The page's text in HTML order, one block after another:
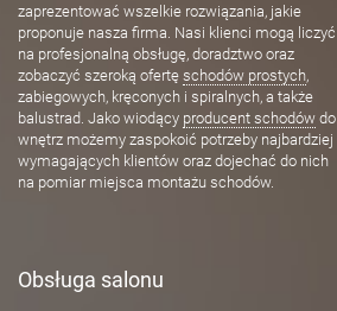
zaprezentować wszelkie rozwiązania, jakie
proponuje nasza firma. Nasi klienci mogą liczyć
na profesjonalną obsługę, doradztwo oraz
zobaczyć szeroką ofertę schodów prostych
zabiegowych, kręconych i spiralnych, a także
balustrad. Jako wiodący producent schodów do
wnętrz możemy zaspokoić potrzeby najbardziej
wymagających klientów oraz dojechać do nich
na pomiar miejsca montażu schodów.
Obsługa salonu